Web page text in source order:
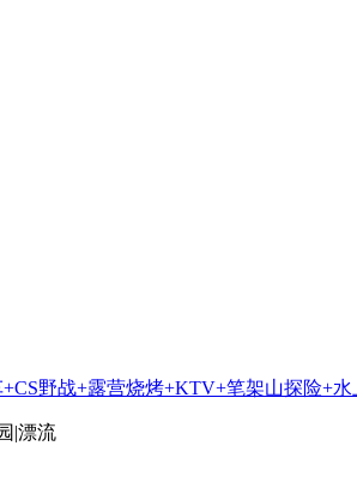
野战+露营烧烤+KTV+笔架山探险+水
|漂流